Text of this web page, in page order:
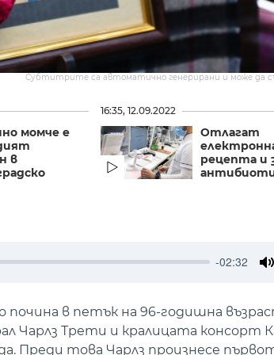
Субтитрите са автоматично генерирани и може да
момче е
в
16:35, 12.09.2022
Отлагат
рецепта и
-02:32
почина в петък на 96-годишна
Чарлз Трети и кралицата консорт
Преди това Чарлз произнесе